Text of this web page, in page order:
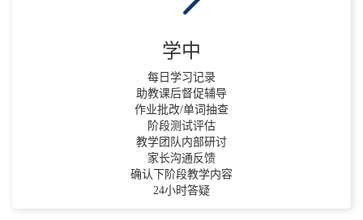
学中
每日学习记录
助教课后督促辅导
作业批改/单词抽查
阶段测试评估
教学团队内部研讨
家长沟通反馈
确认下阶段教学内容
24小时答疑